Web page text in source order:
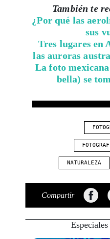
También te
¿Por qué las
sus
Tres lugares en
las auroras
La foto
bella) se
NATURALEZA
Compartir